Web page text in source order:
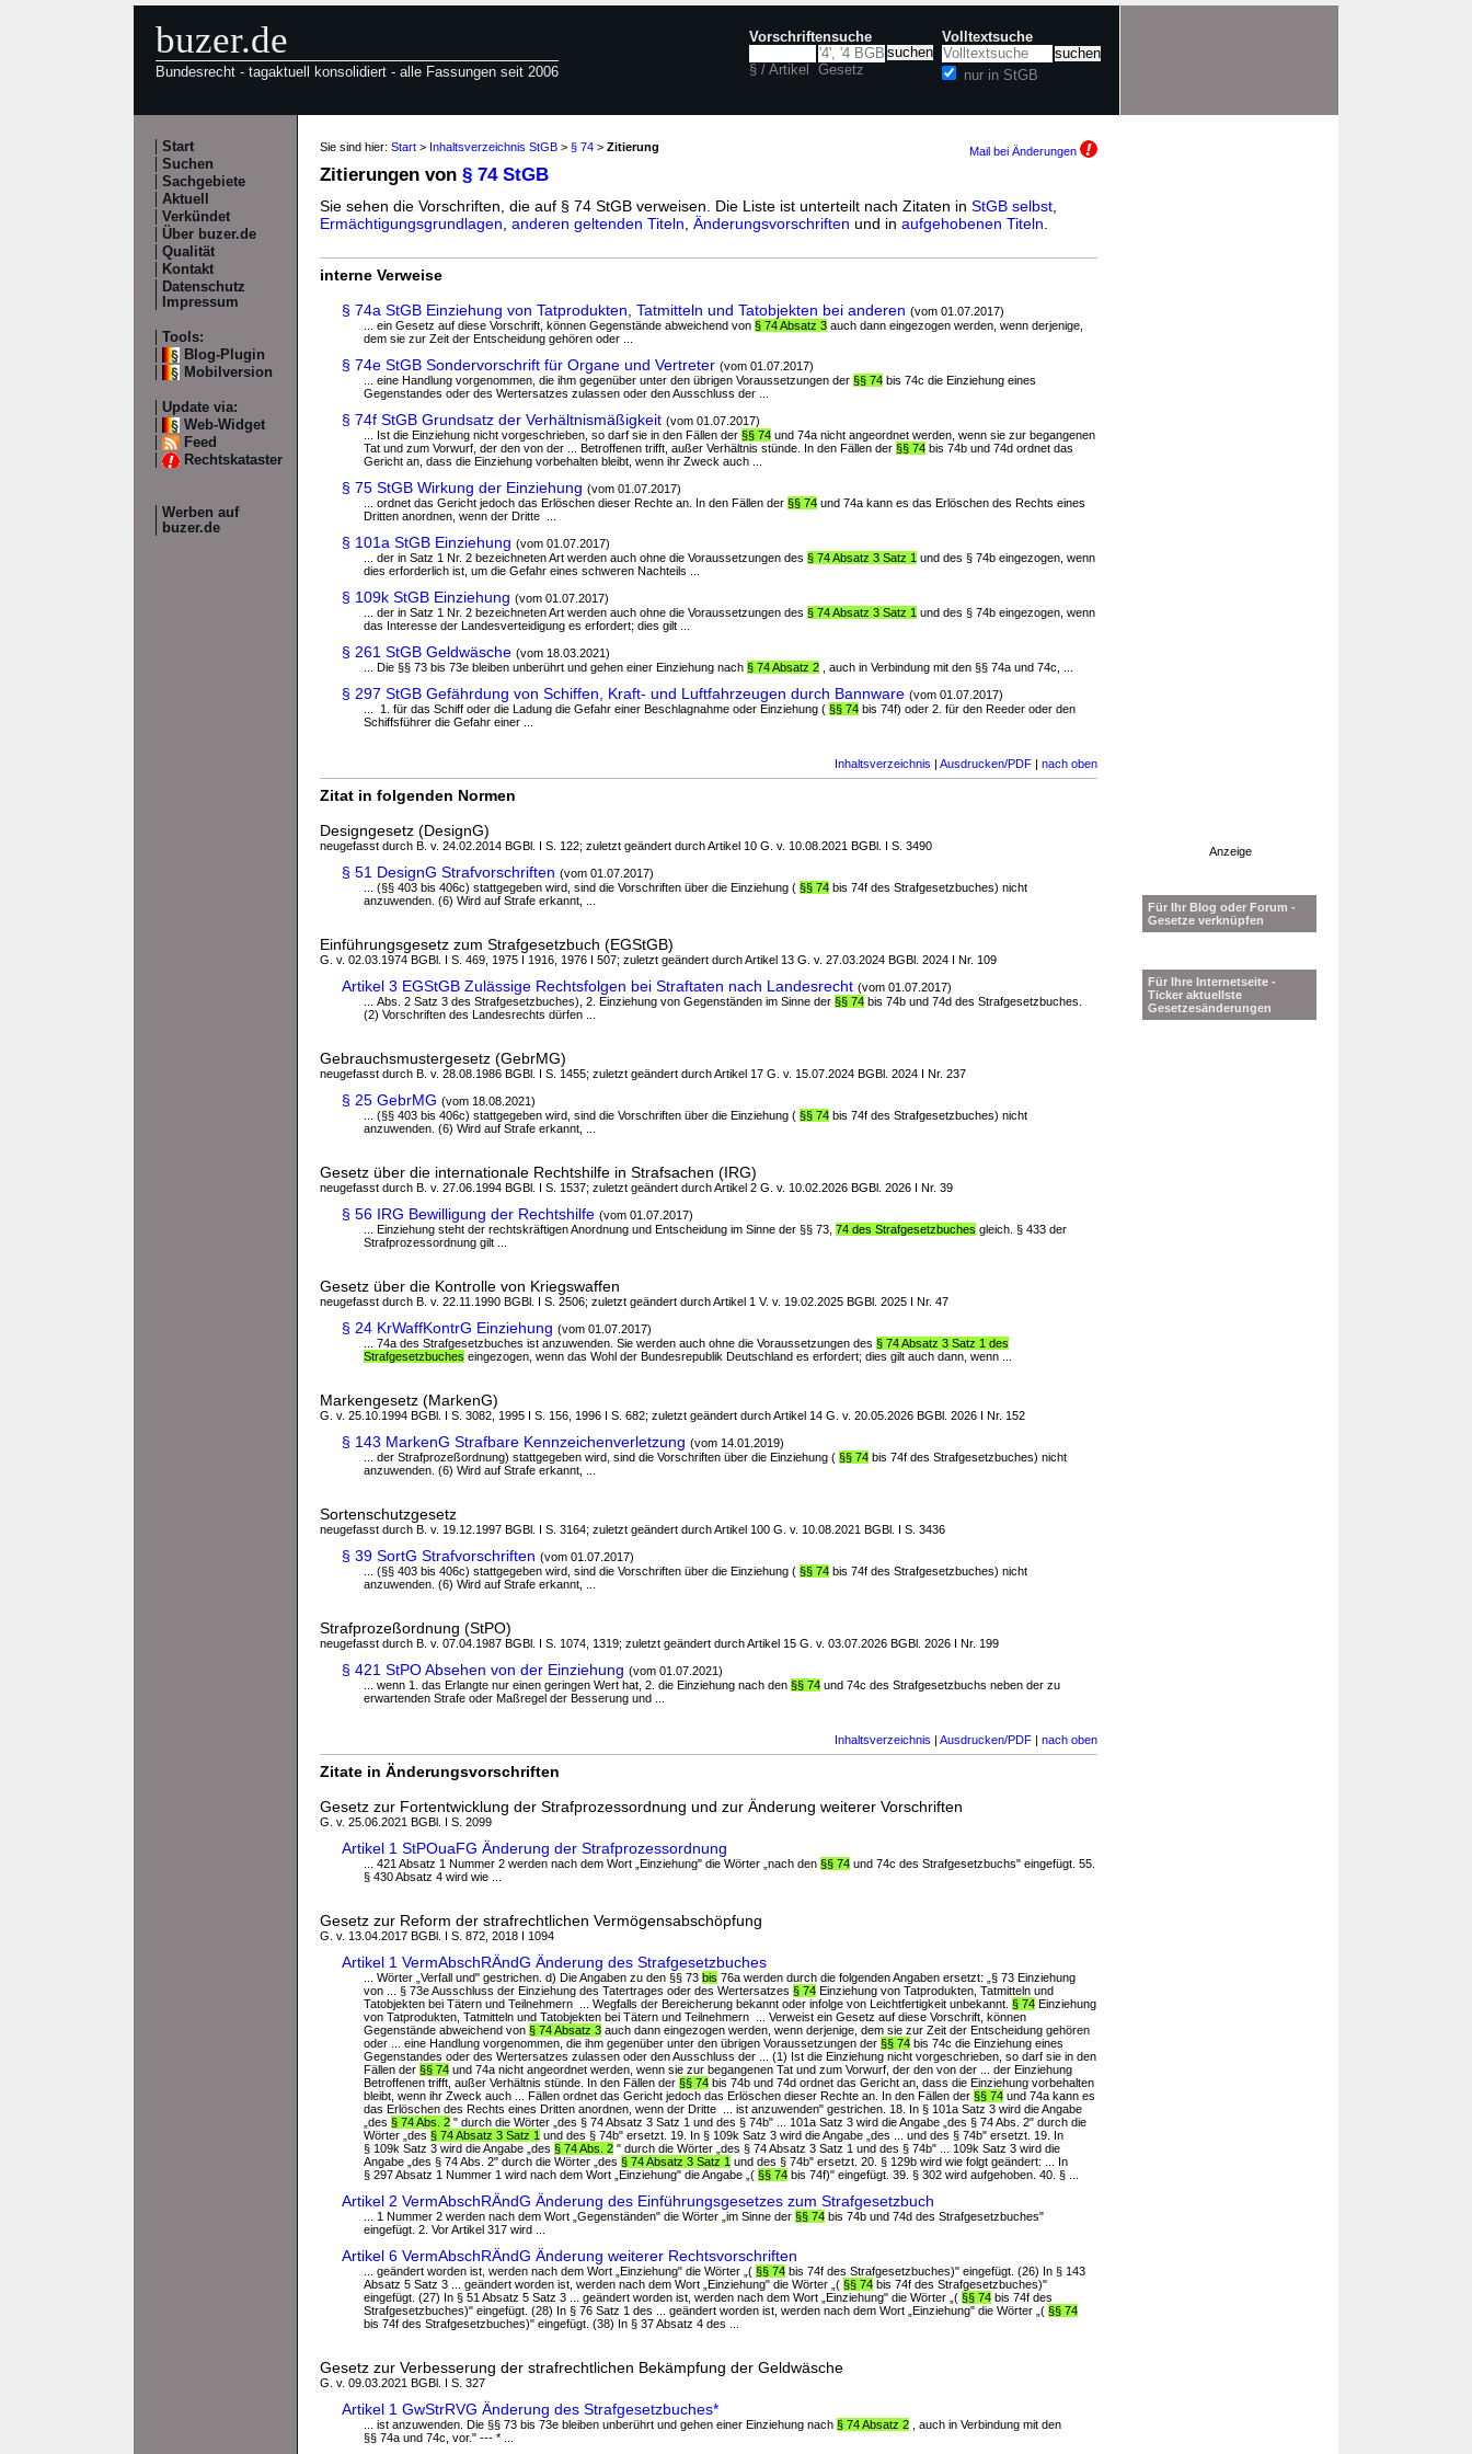
buzer.de
Bundesrecht - tagaktuell konsolidiert - alle Fassungen seit 2006
Vorschriftensuche
§ / Artikel Gesetz
Volltextsuche
nur in StGB
Start
Suchen
Sachgebiete
Aktuell
Verkündet
Über buzer.de
Qualität
Kontakt
Datenschutz
Impressum
Tools:
Blog-Plugin
Mobilversion
Update via:
Web-Widget
Feed
Rechtskataster
Werben auf
buzer.de
Sie sind hier: Start > Inhaltsverzeichnis StGB > § 74 > Zitierung Mail bei Änderungen
Zitierungen von § 74 StGB
Sie sehen die Vorschriften, die auf § 74 StGB verweisen. Die Liste ist unterteilt nach Zitaten in StGB selbst
Ermächtigungsgrundlagen anderen geltenden Titeln Änderungsvorschriften und in aufgehobenen Titeln
interne Verweise
§ 74a StGB Einziehung von Tatprodukten, Tatmitteln und Tatobjekten bei anderen (vom 01.07.2017)
... ein Gesetz auf diese Vorschrift, können Gegenstände abweichend von § 74 Absatz 3 auch dann eingezogen werden, wenn derjenige,
dem sie zur Zeit der Entscheidung gehören oder ...
§ 74e StGB Sondervorschrift für Organe und Vertreter (vom 01.07.2017)
... eine Handlung vorgenommen, die ihm gegenüber unter den übrigen Voraussetzungen der §§ 74 bis 74c die Einziehung eines
Gegenstandes oder des Wertersatzes zulassen oder den Ausschluss der ...
§ 74f StGB Grundsatz der Verhältnismäßigkeit (vom 01.07.2017)
... Ist die Einziehung nicht vorgeschrieben, so darf sie in den Fällen der §§ 74 und 74a nicht angeordnet werden, wenn sie zur begangenen
Tat und zum Vorwurf, der den von der ... Betroffenen trifft, außer Verhältnis stünde. In den Fällen der §§ 74 bis 74b und 74d ordnet das
Gericht an, dass die Einziehung vorbehalten bleibt, wenn ihr Zweck auch ...
§ 75 StGB Wirkung der Einziehung (vom 01.07.2017)
... ordnet das Gericht jedoch das Erlöschen dieser Rechte an. In den Fällen der §§ 74 und 74a kann es das Erlöschen des Rechts eines
Dritten anordnen, wenn der Dritte ...
§ 101a StGB Einziehung (vom 01.07.2017)
... der in Satz 1 Nr. 2 bezeichneten Art werden auch ohne die Voraussetzungen des § 74 Absatz 3 Satz 1 und des § 74b eingezogen, wenn
dies erforderlich ist, um die Gefahr eines schweren Nachteils ...
§ 109k StGB Einziehung (vom 01.07.2017)
... der in Satz 1 Nr. 2 bezeichneten Art werden auch ohne die Voraussetzungen des § 74 Absatz 3 Satz 1 und des § 74b eingezogen, wenn
das Interesse der Landesverteidigung es erfordert; dies gilt ...
§ 261 StGB Geldwäsche (vom 18.03.2021)
... Die §§ 73 bis 73e bleiben unberührt und gehen einer Einziehung nach § 74 Absatz 2 , auch in Verbindung mit den §§ 74a und 74c, ...
§ 297 StGB Gefährdung von Schiffen, Kraft- und Luftfahrzeugen durch Bannware (vom 01.07.2017)
... 1. für das Schiff oder die Ladung die Gefahr einer Beschlagnahme oder Einziehung ( §§ 74 bis 74f) oder 2. für den Reeder oder den
Schiffsführer die Gefahr einer ...
Inhaltsverzeichnis | Ausdrucken/PDF | nach oben
Zitat in folgenden Normen
Designgesetz (DesignG)
neugefasst durch B. v. 24.02.2014 BGBl. I S. 122; zuletzt geändert durch Artikel 10 G. v. 10.08.2021 BGBl. I S. 3490
§ 51 DesignG Strafvorschriften (vom 01.07.2017)
... (§§ 403 bis 406c) stattgegeben wird, sind die Vorschriften über die Einziehung ( §§ 74 bis 74f des Strafgesetzbuches) nicht
anzuwenden. (6) Wird auf Strafe erkannt, ...
Einführungsgesetz zum Strafgesetzbuch (EGStGB)
G. v. 02.03.1974 BGBl. I S. 469, 1975 I 1916, 1976 I 507; zuletzt geändert durch Artikel 13 G. v. 27.03.2024 BGBl. 2024 I Nr. 109
Artikel 3 EGStGB Zulässige Rechtsfolgen bei Straftaten nach Landesrecht (vom 01.07.2017)
... Abs. 2 Satz 3 des Strafgesetzbuches), 2. Einziehung von Gegenständen im Sinne der §§ 74 bis 74b und 74d des Strafgesetzbuches.
(2) Vorschriften des Landesrechts dürfen ...
Gebrauchsmustergesetz (GebrMG)
neugefasst durch B. v. 28.08.1986 BGBl. I S. 1455; zuletzt geändert durch Artikel 17 G. v. 15.07.2024 BGBl. 2024 I Nr. 237
§ 25 GebrMG (vom 18.08.2021)
... (§§ 403 bis 406c) stattgegeben wird, sind die Vorschriften über die Einziehung ( §§ 74 bis 74f des Strafgesetzbuches) nicht
anzuwenden. (6) Wird auf Strafe erkannt, ...
Gesetz über die internationale Rechtshilfe in Strafsachen (IRG)
neugefasst durch B. v. 27.06.1994 BGBl. I S. 1537; zuletzt geändert durch Artikel 2 G. v. 10.02.2026 BGBl. 2026 I Nr. 39
§ 56 IRG Bewilligung der Rechtshilfe (vom 01.07.2017)
... Einziehung steht der rechtskräftigen Anordnung und Entscheidung im Sinne der §§ 73, 74 des Strafgesetzbuches gleich. § 433 der
Strafprozessordnung gilt ...
Gesetz über die Kontrolle von Kriegswaffen
neugefasst durch B. v. 22.11.1990 BGBl. I S. 2506; zuletzt geändert durch Artikel 1 V. v. 19.02.2025 BGBl. 2025 I Nr. 47
§ 24 KrWaffKontrG Einziehung (vom 01.07.2017)
... 74a des Strafgesetzbuches ist anzuwenden. Sie werden auch ohne die Voraussetzungen des § 74 Absatz 3 Satz 1 des
Strafgesetzbuches eingezogen, wenn das Wohl der Bundesrepublik Deutschland es erfordert; dies gilt auch dann, wenn ...
Markengesetz (MarkenG)
G. v. 25.10.1994 BGBl. I S. 3082, 1995 I S. 156, 1996 I S. 682; zuletzt geändert durch Artikel 14 G. v. 20.05.2026 BGBl. 2026 I Nr. 152
§ 143 MarkenG Strafbare Kennzeichenverletzung (vom 14.01.2019)
... der Strafprozeßordnung) stattgegeben wird, sind die Vorschriften über die Einziehung ( §§ 74 bis 74f des Strafgesetzbuches) nicht
anzuwenden. (6) Wird auf Strafe erkannt, ...
Sortenschutzgesetz
neugefasst durch B. v. 19.12.1997 BGBl. I S. 3164; zuletzt geändert durch Artikel 100 G. v. 10.08.2021 BGBl. I S. 3436
§ 39 SortG Strafvorschriften (vom 01.07.2017)
... (§§ 403 bis 406c) stattgegeben wird, sind die Vorschriften über die Einziehung ( §§ 74 bis 74f des Strafgesetzbuches) nicht
anzuwenden. (6) Wird auf Strafe erkannt, ...
Strafprozeßordnung (StPO)
neugefasst durch B. v. 07.04.1987 BGBl. I S. 1074, 1319; zuletzt geändert durch Artikel 15 G. v. 03.07.2026 BGBl. 2026 I Nr. 199
§ 421 StPO Absehen von der Einziehung (vom 01.07.2021)
... wenn 1. das Erlangte nur einen geringen Wert hat, 2. die Einziehung nach den §§ 74 und 74c des Strafgesetzbuchs neben der zu
erwartenden Strafe oder Maßregel der Besserung und ...
Inhaltsverzeichnis | Ausdrucken/PDF | nach oben
Zitate in Änderungsvorschriften
Gesetz zur Fortentwicklung der Strafprozessordnung und zur Änderung weiterer Vorschriften
G. v. 25.06.2021 BGBl. I S. 2099
Artikel 1 StPOuaFG Änderung der Strafprozessordnung
... 421 Absatz 1 Nummer 2 werden nach dem Wort „Einziehung" die Wörter „nach den §§ 74 und 74c des Strafgesetzbuchs" eingefügt. 55.
§ 430 Absatz 4 wird wie ...
Gesetz zur Reform der strafrechtlichen Vermögensabschöpfung
G. v. 13.04.2017 BGBl. I S. 872, 2018 I 1094
Artikel 1 VermAbschRÄndG Änderung des Strafgesetzbuches
... Wörter „Verfall und" gestrichen. d) Die Angaben zu den §§ 73 bis 76a werden durch die folgenden Angaben ersetzt: „§ 73 Einziehung
von ... § 73e Ausschluss der Einziehung des Tatertrages oder des Wertersatzes § 74 Einziehung von Tatprodukten, Tatmitteln und
Tatobjekten bei Tätern und Teilnehmern ... Wegfalls der Bereicherung bekannt oder infolge von Leichtfertigkeit unbekannt. § 74 Einziehung
von Tatprodukten, Tatmitteln und Tatobjekten bei Tätern und Teilnehmern ... Verweist ein Gesetz auf diese Vorschrift, können
Gegenstände abweichend von § 74 Absatz 3 auch dann eingezogen werden, wenn derjenige, dem sie zur Zeit der Entscheidung gehören
oder ... eine Handlung vorgenommen, die ihm gegenüber unter den übrigen Voraussetzungen der §§ 74 bis 74c die Einziehung eines
Gegenstandes oder des Wertersatzes zulassen oder den Ausschluss der ... (1) Ist die Einziehung nicht vorgeschrieben, so darf sie in den
Fällen der §§ 74 und 74a nicht angeordnet werden, wenn sie zur begangenen Tat und zum Vorwurf, der den von der ... der Einziehung
Betroffenen trifft, außer Verhältnis stünde. In den Fällen der §§ 74 bis 74b und 74d ordnet das Gericht an, dass die Einziehung vorbehalten
bleibt, wenn ihr Zweck auch ... Fällen ordnet das Gericht jedoch das Erlöschen dieser Rechte an. In den Fällen der §§ 74 und 74a kann es
das Erlöschen des Rechts eines Dritten anordnen, wenn der Dritte ... ist anzuwenden" gestrichen. 18. In § 101a Satz 3 wird die Angabe
„des § 74 Abs. 2 " durch die Wörter „des § 74 Absatz 3 Satz 1 und des § 74b" ... 101a Satz 3 wird die Angabe „des § 74 Abs. 2" durch die
Wörter „des § 74 Absatz 3 Satz 1 und des § 74b" ersetzt. 19. In § 109k Satz 3 wird die Angabe „des ... und des § 74b" ersetzt. 19. In
§ 109k Satz 3 wird die Angabe „des § 74 Abs. 2 " durch die Wörter „des § 74 Absatz 3 Satz 1 und des § 74b" ... 109k Satz 3 wird die
Angabe „des § 74 Abs. 2" durch die Wörter „des § 74 Absatz 3 Satz 1 und des § 74b" ersetzt. 20. § 129b wird wie folgt geändert: ... In
§ 297 Absatz 1 Nummer 1 wird nach dem Wort „Einziehung" die Angabe „( §§ 74 bis 74f)" eingefügt. 39. § 302 wird aufgehoben. 40. § ...
Artikel 2 VermAbschRÄndG Änderung des Einführungsgesetzes zum Strafgesetzbuch
... 1 Nummer 2 werden nach dem Wort „Gegenständen" die Wörter „im Sinne der §§ 74 bis 74b und 74d des Strafgesetzbuches"
eingefügt. 2. Vor Artikel 317 wird ...
Artikel 6 VermAbschRÄndG Änderung weiterer Rechtsvorschriften
... geändert worden ist, werden nach dem Wort „Einziehung" die Wörter „( §§ 74 bis 74f des Strafgesetzbuches)" eingefügt. (26) In § 143
Absatz 5 Satz 3 ... geändert worden ist, werden nach dem Wort „Einziehung" die Wörter „( §§ 74 bis 74f des Strafgesetzbuches)"
eingefügt. (27) In § 51 Absatz 5 Satz 3 ... geändert worden ist, werden nach dem Wort „Einziehung" die Wörter „( §§ 74 bis 74f des
Strafgesetzbuches)" eingefügt. (28) In § 76 Satz 1 des ... geändert worden ist, werden nach dem Wort „Einziehung" die Wörter „( §§ 74
bis 74f des Strafgesetzbuches)" eingefügt. (38) In § 37 Absatz 4 des ...
Gesetz zur Verbesserung der strafrechtlichen Bekämpfung der Geldwäsche
G. v. 09.03.2021 BGBl. I S. 327
Artikel 1 GwStrRVG Änderung des Strafgesetzbuches*
... ist anzuwenden. Die §§ 73 bis 73e bleiben unberührt und gehen einer Einziehung nach § 74 Absatz 2 , auch in Verbindung mit den
§§ 74a und 74c, vor." --- * ...
Anzeige
Für Ihr Blog oder Forum -
Gesetze verknüpfen
Für Ihre Internetseite -
Ticker aktuellste
Gesetzesänderungen